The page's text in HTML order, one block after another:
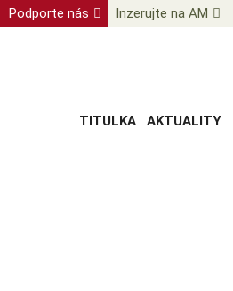
Podporte nás Inzerujte na AM
TITULKA AKTUALITY